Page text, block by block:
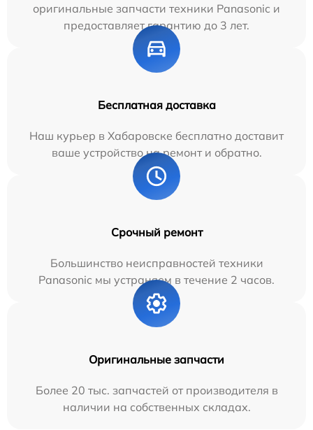
оригинальные запчасти техники Panasonic и
предоставляет гарантию до 3 лет.
Бесплатная доставка
Наш курьер в Хабаровске бесплатно доставит
ваше устройство на ремонт и обратно.
Срочный ремонт
Большинство неисправностей техники
Panasonic мы устраняем в течение 2 часов.
Оригинальные запчасти
Более 20 тыс. запчастей от производителя в
наличии на собственных складах.